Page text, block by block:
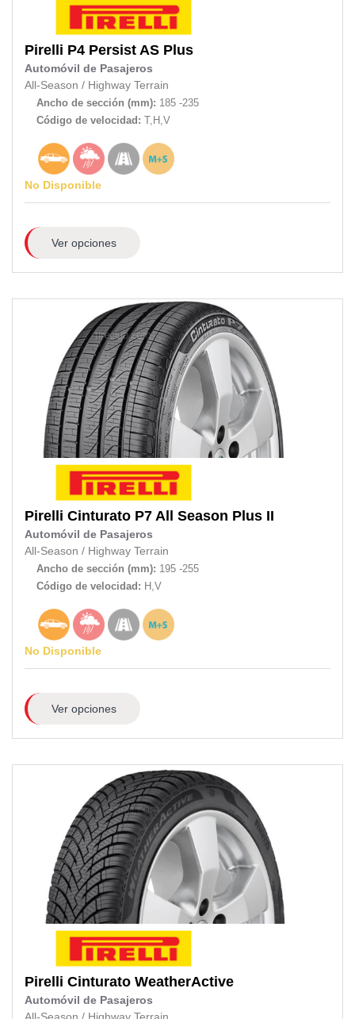
Pirelli P4 Persist AS Plus
Automóvil de Pasajeros
All-Season / Highway Terrain
Ancho de sección (mm): 185 -235
Código de velocidad: T,H,V
No Disponible
Ver opciones
Pirelli Cinturato P7 All Season Plus II
Automóvil de Pasajeros
All-Season / Highway Terrain
Ancho de sección (mm): 195 -255
Código de velocidad: H,V
No Disponible
Ver opciones
Pirelli Cinturato WeatherActive
Automóvil de Pasajeros